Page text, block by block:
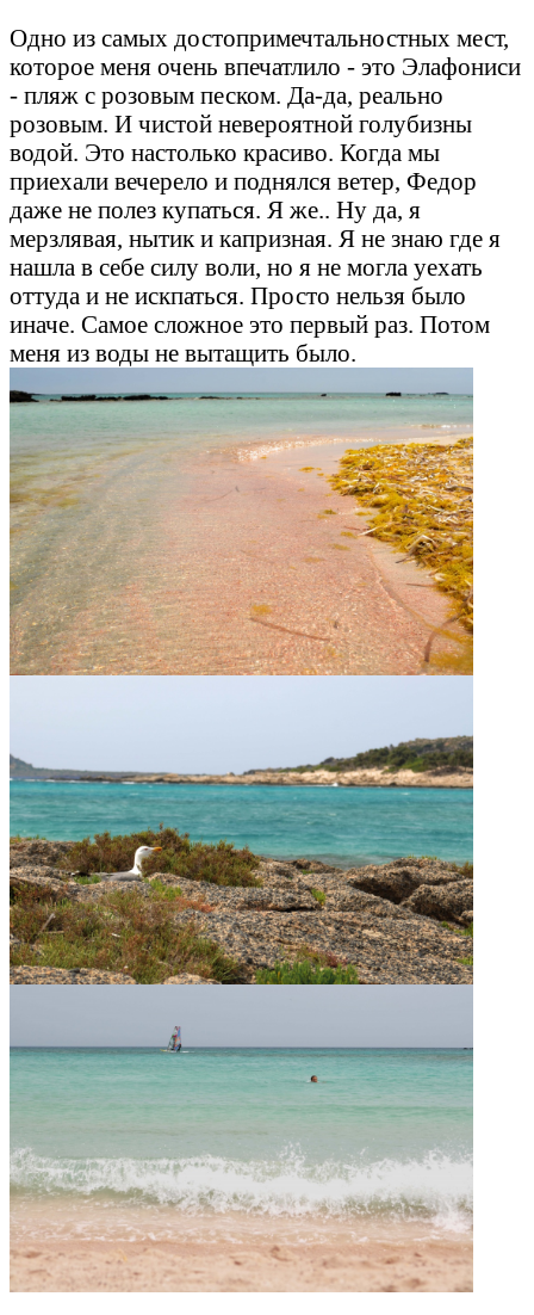
Одно из самых достопримечтальностных мест,
которое меня очень впечатлило - это Элафониси
- пляж с розовым песком. Да-да, реально
розовым. И чистой невероятной голубизны
водой. Это настолько красиво. Когда мы
приехали вечерело и поднялся ветер, Федор
даже не полез купаться. Я же.. Ну да, я
мерзлявая, нытик и капризная. Я не знаю где я
нашла в себе силу воли, но я не могла уехать
оттуда и не искпаться. Просто нельзя было
иначе. Самое сложное это первый раз. Потом
меня из воды не вытащить было.